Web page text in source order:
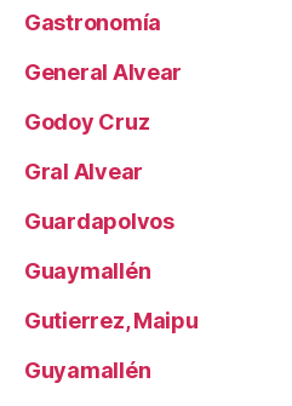
Gastronomía
General Alvear
Godoy Cruz
Gral Alvear
Guardapolvos
Guaymallén
Gutierrez, Maipu
Guyamallén